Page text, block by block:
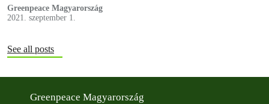
számoltunk be arról, hogy Burgenland tartományi kormánya…
Greenpeace Magyarország
2021. szeptember 1.
See all posts
Greenpeace Magyarország